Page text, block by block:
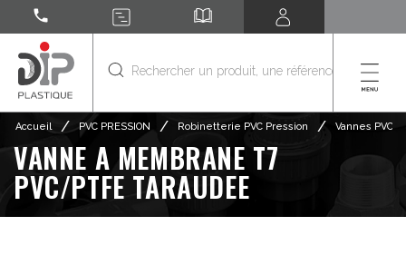
call
Accueil / PVC PRESSION / Robinetterie PVC Pression / Vannes PVC
VANNE A MEMBRANE T7
PVC/PTFE TARAUDEE